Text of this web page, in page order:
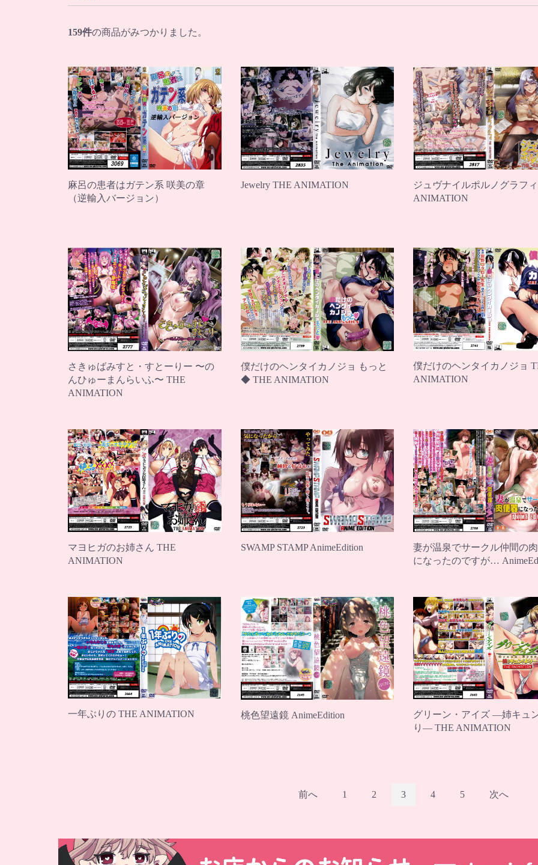
159件の商品がみつかりました。
麻呂の患者はガテン系 咲美の章
（逆輸入バージョン）
Jewelry THE ANIMATION
ジュヴナイルポルノグラフ
ANIMATION
さきゅばみすと・すとーりー 〜の
んひゅーまんらいふ〜 THE
ANIMATION
僕だけのヘンタイカノジョ もっと
◆ THE ANIMATION
僕だけのヘンタイカノジョ
ANIMATION
マヨヒガのお姉さん THE
ANIMATION
SWAMP STAMP AnimeEdition
妻が温泉でサークル仲間の
になったのですが…
一年ぶりの THE ANIMATION 桃色望遠鏡 AnimeEdition
グリーン・アイズ ―姉キュ
り― THE ANIMATION
前へ 1 2 3 4 5 次へ